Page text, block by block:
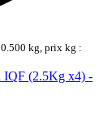
0.500 kg, prix kg :